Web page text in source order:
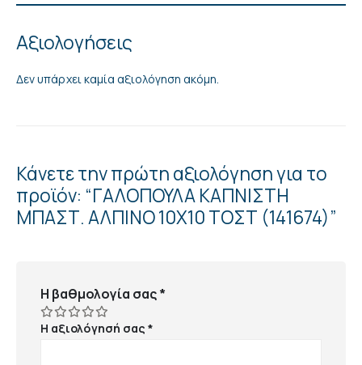
Αξιολογήσεις
Δεν υπάρχει καμία αξιολόγηση ακόμη.
Κάνετε την πρώτη αξιολόγηση για το
προϊόν: “ΓΑΛΟΠΟΥΛΑ ΚΑΠΝΙΣΤΗ
ΜΠΑΣΤ. ΑΛΠΙΝΟ 10Χ10 ΤΟΣΤ (141674)”
Η βαθμολογία σας*
Η αξιολόγησή σας*